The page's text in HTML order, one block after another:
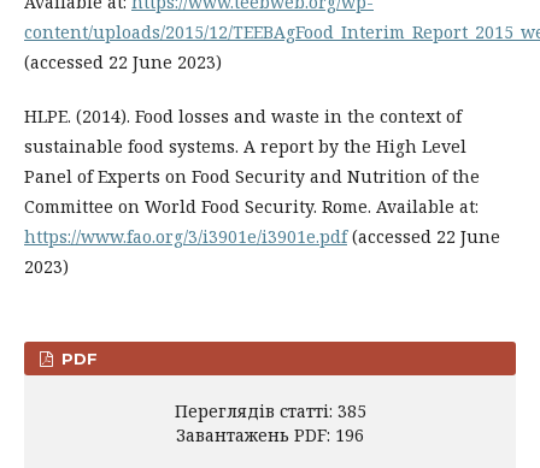
content/uploads/2015/12/
(accessed 22 June 2023)
HLPE. (2014). Food losses and waste in the context of
sustainable food systems. A report by the High Level
Panel of Experts on Food Security and Nutrition of the
Committee on World Food Security. Rome. Available at:
https://www.fao.org/3/i3901e/i3901e.pdf(accessed 22 June
2023)
PDF
Переглядів статті: 385
Завантажень PDF: 196